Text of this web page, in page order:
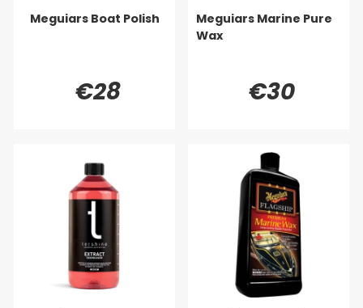
Meguiars Boat Polish
€28
Meguiars Marine Pure
Wax
€30